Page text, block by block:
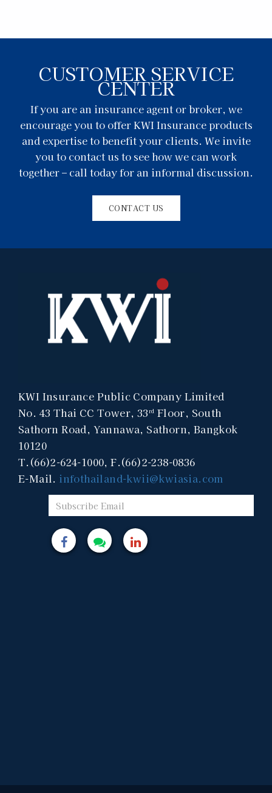
CUSTOMER SERVICE
CENTER
If you are an insurance agent or broker, we
encourage you to offer KWI Insurance products
and expertise to benefit your clients. We invite
you to contact us to see how we can work
together – call today for an informal discussion.
CONTACT US
KWI Insurance Public Company Limited
No. 43 Thai CC Tower, 33rd Floor, South
Sathorn Road, Yannawa, Sathorn, Bangkok
10120
T.(66)2-624-1000, F.(66)2-238-0836
E-Mail. infothailand-kwii@kwiasia.com